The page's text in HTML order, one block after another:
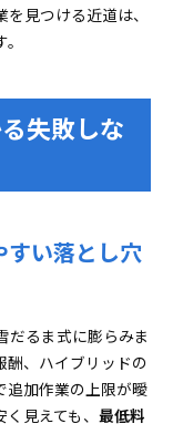
見つける近道は、
失敗しな
すい落とし穴
だるま式に膨らみま
酬、ハイブリッドの
追加作業の上限が曖
見えても、 最低料